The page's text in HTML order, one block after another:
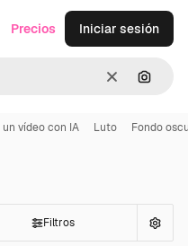
Borrar
Precios Iniciar sesión
un vídeo con IA Luto Fondo
Filtros